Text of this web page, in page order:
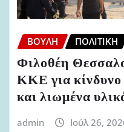
ΒΟΥΛΉ ΠΟΛΙΤΙΚΉ
Φιλοθέη
ΚΚΕ για
και λιωμένα
admin Ιούλ 26,